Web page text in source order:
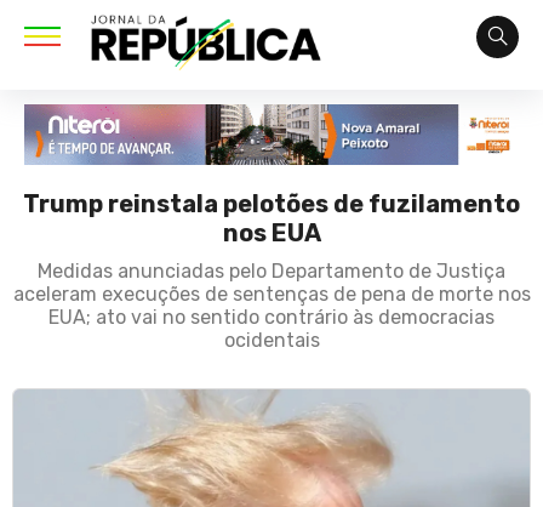
Trump reinstala pelotões de fuzilamento
nos EUA
Medidas anunciadas pelo Departamento de Justiça
aceleram execuções de sentenças de pena de morte nos
EUA; ato vai no sentido contrário às democracias
ocidentais